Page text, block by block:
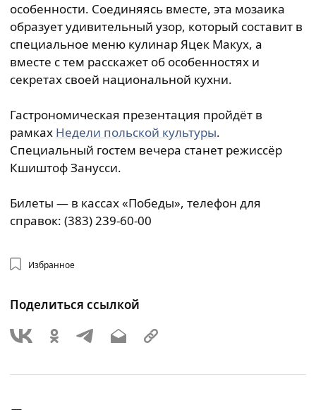
особенности. Соединяясь вместе, эта мозаика
образует удивительный узор, который составит в
специальное меню кулинар Яцек Макух, а
вместе с тем расскажет об особенностях и
секретах своей национальной кухни.
Гастрономическая презентация пройдёт в
рамках Недели польской культуры.
Специальный гостем вечера станет режиссёр
Кшиштоф Занусси.
Билеты — в кассах «Победы», телефон для
справок: (383) 239-60-00
Избранное
Поделиться ссылкой